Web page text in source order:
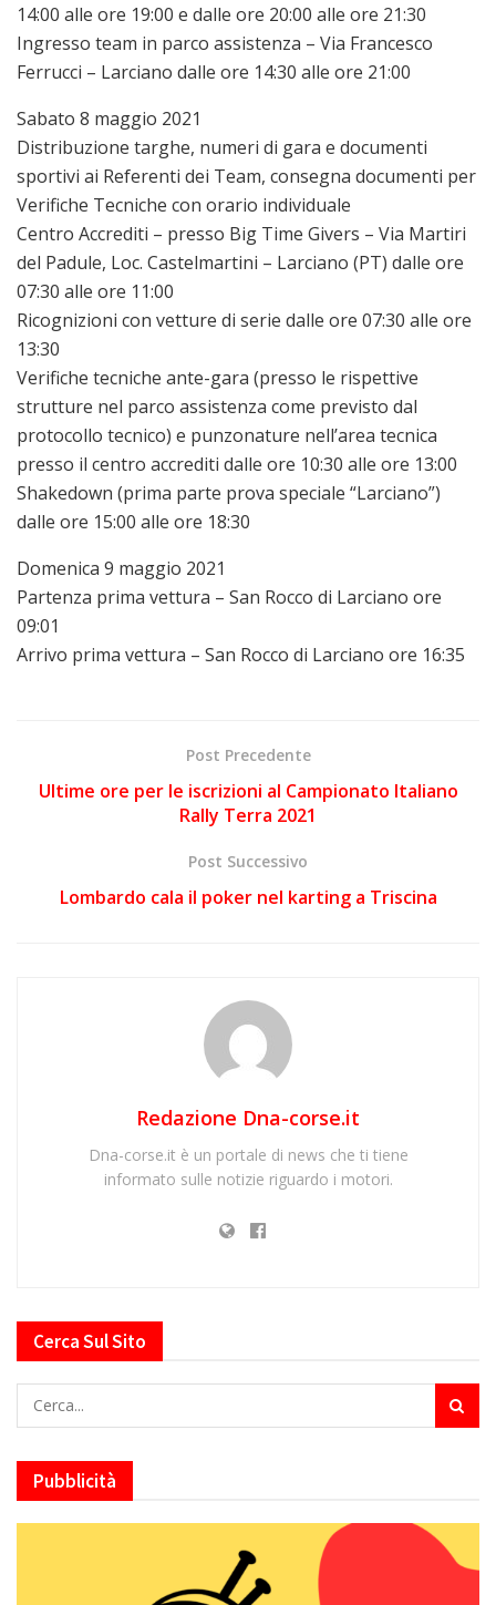
14:00 alle ore 19:00 e dalle ore 20:00 alle ore 21:30
Ingresso team in parco assistenza – Via Francesco
Ferrucci – Larciano dalle ore 14:30 alle ore 21:00
Sabato 8 maggio 2021
Distribuzione targhe, numeri di gara e documenti
sportivi ai Referenti dei Team, consegna documenti per
Verifiche Tecniche con orario individuale
Centro Accrediti – presso Big Time Givers – Via Martiri
del Padule, Loc. Castelmartini – Larciano (PT) dalle ore
07:30 alle ore 11:00
Ricognizioni con vetture di serie dalle ore 07:30 alle ore
13:30
Verifiche tecniche ante-gara (presso le rispettive
strutture nel parco assistenza come previsto dal
protocollo tecnico) e punzonature nell’area tecnica
presso il centro accrediti dalle ore 10:30 alle ore 13:00
Shakedown (prima parte prova speciale “Larciano”)
dalle ore 15:00 alle ore 18:30
Domenica 9 maggio 2021
Partenza prima vettura – San Rocco di Larciano ore
09:01
Arrivo prima vettura – San Rocco di Larciano ore 16:35
Post Precedente
Ultime ore per le iscrizioni al Campionato Italiano
Rally Terra 2021
Post Successivo
Lombardo cala il poker nel karting a Triscina
Redazione Dna-corse.it
Dna-corse.it è un portale di news che ti tiene
informato sulle notizie riguardo i motori.
Cerca Sul Sito
Pubblicità